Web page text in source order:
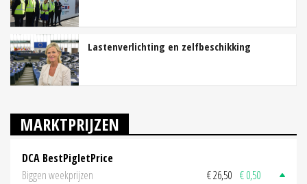
Lastenverlichting en zelfbeschikking
MARKTPRIJZEN
DCA BestPigletPrice
Biggen weekprijzen
€ 26,50 € 0,50